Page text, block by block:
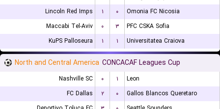
Lincoln Red Imps
۱ ۰
Omonia FC Nicosia
Maccabi Tel-Aviv
۰ ۳
PFC CSKA Sofia
KuPS Palloseura
۱ ۱ Universitatea Craiova
North and Central America CONCACAF Leagues Cup
Nashville SC ۰ ۱
Leon
FC Dallas
۲ ۰
Gallos Blancos Queretaro